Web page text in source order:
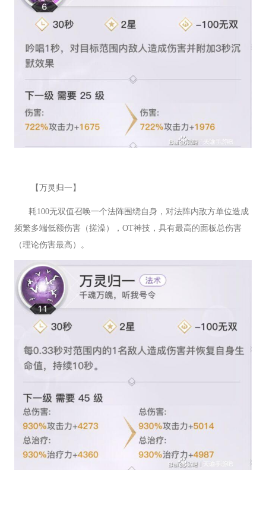
【万灵归一】
耗100无双值召唤一个法阵围绕自身，对法阵内敌方单位造成
频繁多端低额伤害（搓澡），OT神技，具有最高的面板总伤害
（理论伤害最高）。